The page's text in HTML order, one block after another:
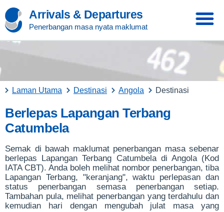
Arrivals & Departures
Penerbangan masa nyata maklumat
Laman Utama Destinasi Angola Destinasi
Berlepas Lapangan Terbang
Catumbela
Semak di bawah maklumat penerbangan masa sebenar
berlepas Lapangan Terbang Catumbela di Angola (Kod
IATA CBT). Anda boleh melihat nombor penerbangan, tiba
Lapangan Terbang, "keranjang", waktu perlepasan dan
status penerbangan semasa penerbangan setiap.
Tambahan pula, melihat penerbangan yang terdahulu dan
kemudian hari dengan mengubah julat masa yang